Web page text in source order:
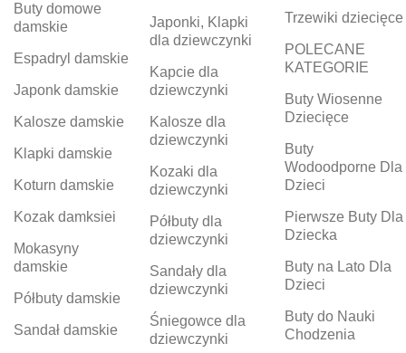
Buty domowe
damskie
Espadryl damskie
Japonk damskie
Kalosze damskie
Klapki damskie
Koturn damskie
Kozak damksiei
Mokasyny
damskie
Półbuty damskie
Sandał damskie
Japonki, Klapki
dla dziewczynki
Kapcie dla
dziewczynki
Kalosze dla
dziewczynki
Kozaki dla
dziewczynki
Półbuty dla
dziewczynki
Sandały dla
dziewczynki
Śniegowce dla
dziewczynki
Trzewiki dziecięce
POLECANE
KATEGORIE
Buty Wiosenne
Dziecięce
Buty
Wodoodporne Dla
Dzieci
Pierwsze Buty Dla
Dziecka
Buty na Lato Dla
Dzieci
Buty do Nauki
Chodzenia